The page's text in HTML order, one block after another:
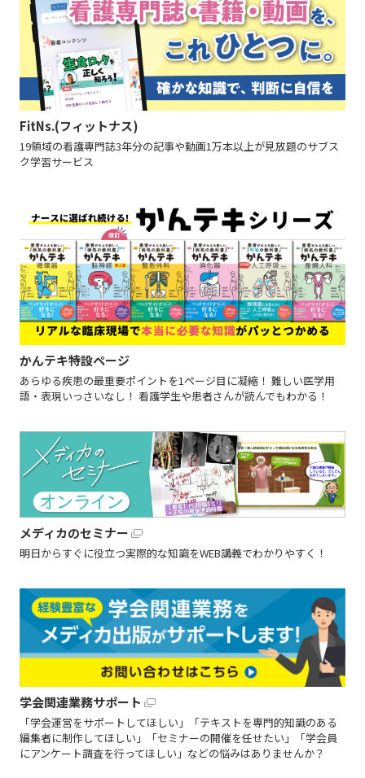
FitNs.(フィットナス)
19領域の看護専門誌3年分の記事や動画1万本以上が見放題のサブス
ク学習サービス
かんテキ特設ページ
あらゆる疾患の最重要ポイントを1ページ目に凝縮！ 難しい医学用
語・表現いっさいなし！ 看護学生や患者さんが読んでもわかる！
メディカのセミナー
明日からすぐに役立つ実際的な知識をWEB講義でわかりやすく！
学会関連業務サポート
「学会運営をサポートしてほしい」「テキストを専門的知識のある
編集者に制作してほしい」「セミナーの開催を任せたい」「学会員
にアンケート調査を行ってほしい」などの悩みはありませんか？